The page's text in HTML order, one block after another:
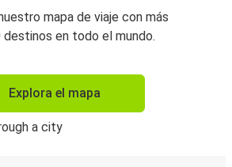
mapa de viaje con más
destinos en todo el mundo.
Explora el mapa